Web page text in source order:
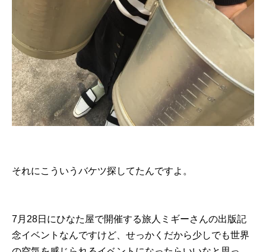
それにこういうバケツ探してたんですよ。
7月28日にひなた屋で開催する旅人ミギーさんの出版記
念イベントなんですけど、せっかくだから少しでも世界